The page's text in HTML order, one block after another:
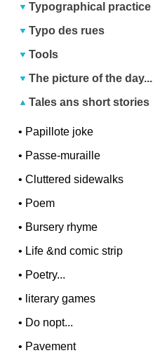
Typographical practice
Typo des rues
Tools
The picture of the day...
Tales ans short stories
• Papillote joke
• Passe-muraille
•Cluttered sidewalks
• Poem
• Bursery rhyme
• Life &nd comic strip
• Poetry...
• literary games
• Do nopt...
• Pavement